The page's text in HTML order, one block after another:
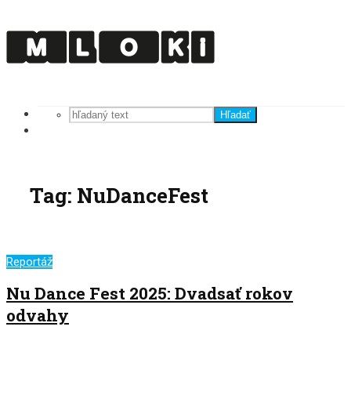
Hľadať
Tag: NuDanceFest
Reportáž
Nu Dance Fest 2025: Dvadsať rokov
odvahy